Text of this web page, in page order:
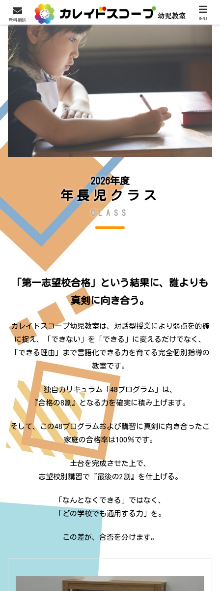
2026年度
年長児クラス
CLASS
「第一志望校合格」という結果に、誰よりも
真剣に向き合う。
カレイドスコープ幼児教室は、対話型授業により弱点を的確
に捉え、「できない」を「できる」に変えるだけでなく、
「できる理由」まで言語化できる力を育てる完全個別指導の
教室です。
独自カリキュラム「48プログラム」は、
『合格の8割』となる力を確実に積み上げます。
そして、この48プログラムおよび講習に真剣に向き合ったご
家庭の合格率は100％です。
土台を完成させた上で、
志望校別講習で『最後の2割』を仕上げる。
「なんとなくできる」ではなく、
「どの学校でも通用する力」を。
この差が、合否を分けます。
無料相談 MENU